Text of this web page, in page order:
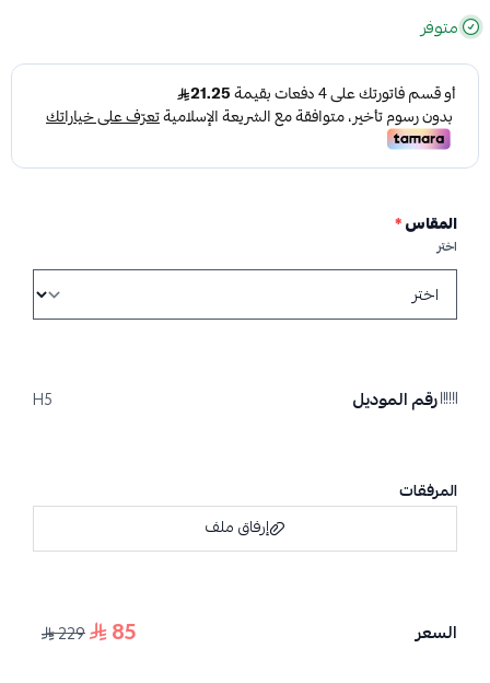
متوفر
المقاس*
اختر
رقم الموديل H5
المرفقات
إرفاق ملف
السعر 85
229